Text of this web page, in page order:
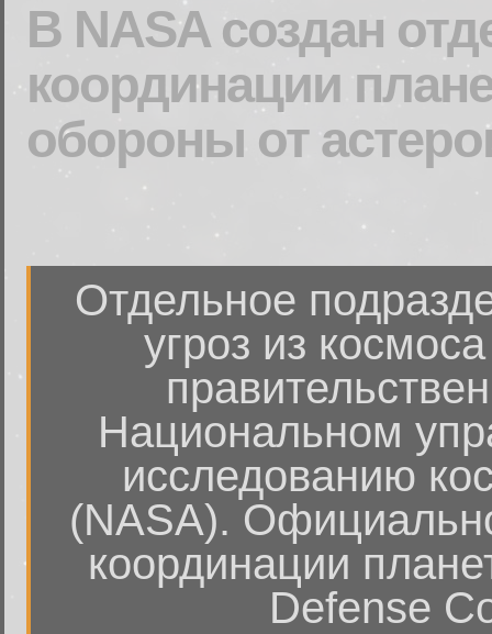
В NASA создан
координации
обороны от
Отдельное
угроз из
Национальном
исследованию
(NASA).
координации
Defense